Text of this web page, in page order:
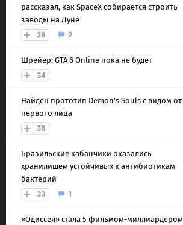
рассказал, как SpaceX собирается строить
заводы на Луне
28
2
Шрейер: GTA 6 Online пока не будет
34
Найден прототип Demon’s Souls с видом от
первого лица
38
Бразильские кабанчики оказались
хранилищем устойчивых к антибиотикам
бактерий
33
1
«Одиссея» стала 5 фильмом-миллиардером